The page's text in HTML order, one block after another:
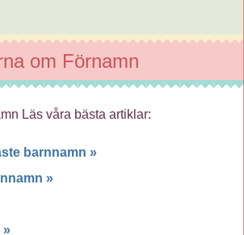
om Förnamn
Läs våra bästa artiklar:
barnnamn »
»
»